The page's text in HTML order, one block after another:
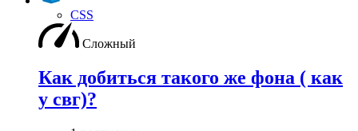
CSS
Сложный
Как добиться такого же фона ( как
у свг)?